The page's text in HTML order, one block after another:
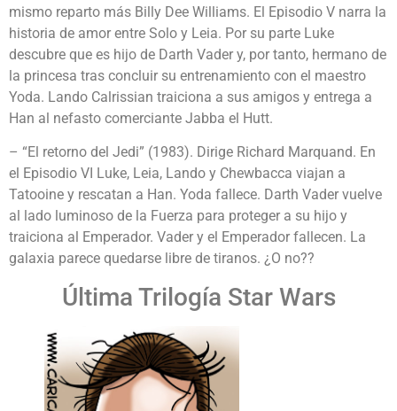
mismo reparto más Billy Dee Williams. El Episodio V narra la
historia de amor entre Solo y Leia. Por su parte Luke
descubre que es hijo de Darth Vader y, por tanto, hermano de
la princesa tras concluir su entrenamiento con el maestro
Yoda. Lando Calrissian traiciona a sus amigos y entrega a
Han al nefasto comerciante Jabba el Hutt.
– “El retorno del Jedi” (1983). Dirige Richard Marquand. En
el Episodio VI Luke, Leia, Lando y Chewbacca viajan a
Tatooine y rescatan a Han. Yoda fallece. Darth Vader vuelve
al lado luminoso de la Fuerza para proteger a su hijo y
traiciona al Emperador. Vader y el Emperador fallecen. La
galaxia parece quedarse libre de tiranos. ¿O no??
Última Trilogía Star Wars